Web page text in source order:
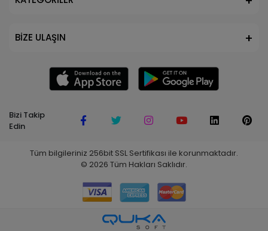
BİZE ULAŞIN
Bizi Takip
Edin
Tüm bilgileriniz 256bit SSL Sertifikası ile korunmaktadır.
© 2026 Tüm Hakları Saklıdır.